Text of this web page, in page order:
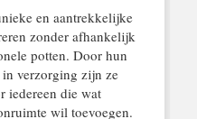
en aantrekkelijke
zonder afhankelijk
potten. Door hun
verzorging zijn ze
iedereen die wat
wil toevoegen.